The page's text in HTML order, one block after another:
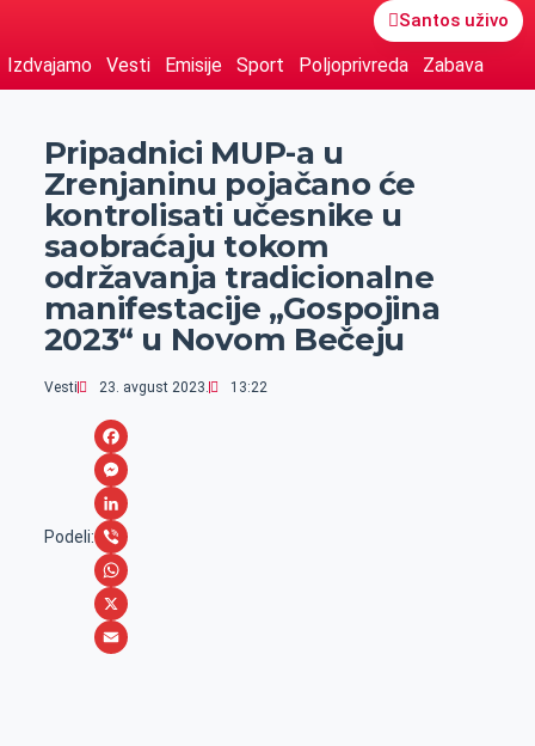
Santos uživo
Izdvajamo Vesti Emisije Sport Poljoprivreda Zabava
Pripadnici MUP-a u
Zrenjaninu pojačano će
kontrolisati učesnike u
saobraćaju tokom
održavanja tradicionalne
manifestacije „Gospojina
2023“ u Novom Bečeju
Vesti 23. avgust 2023. 13:22
Podeli:
F
a
c
e
b
o
M
e
s
s
e
L
i
n
k
V
i
b
W
h
X